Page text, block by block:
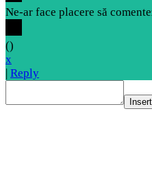
Ne-ar face placere să
()
x
Reply
Insert